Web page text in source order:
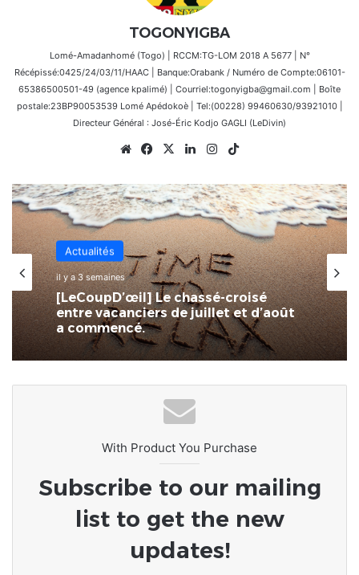
TOGONYIGBA
Lomé-Amadanhomé (Togo) | RCCM:TG-LOM 2018 A 5677 | N°
Récépissé:0425/24/03/11/HAAC | Banque:Orabank / Numéro de Compte:06101-
65386500501-49 (agence kpalimé) | Courriel:togonyigba@gmail.com | Boîte
postale:23BP90053539 Lomé Apédokoè | Tel:(00228) 99460630/93921010 |
Directeur Général : José-Éric Kodjo GAGLI (LeDivin)
WebsiteFacebook
X LinkedinInstagram
Actualités
il y a 3 semaines
[LeCoupD’œil] Le chassé-croisé
entre vacanciers de juillet et d’août
a commencé.
With Product You Purchase
Subscribe to our mailing
list to get the new
updates!